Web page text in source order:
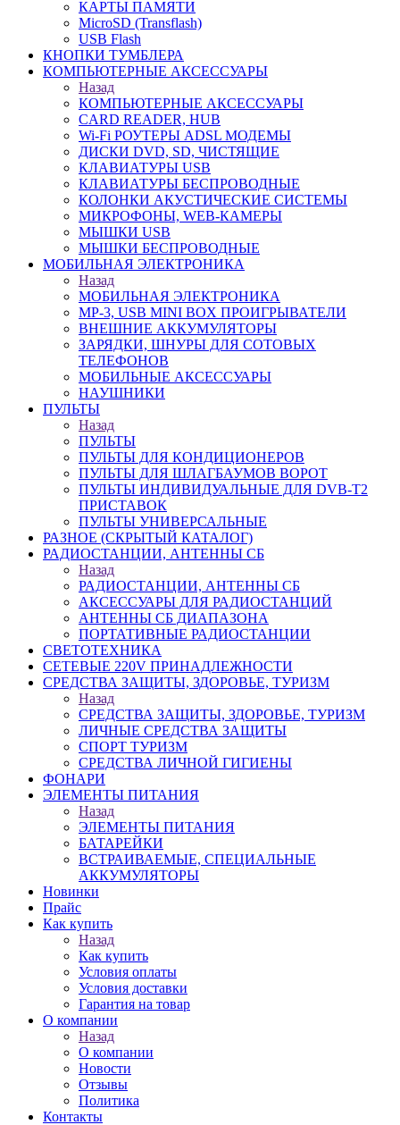
КАРТЫ ПАМЯТИ
MicroSD (Transflash)
USB Flash
КНОПКИ ТУМБЛЕРА
КОМПЬЮТЕРНЫЕ АКСЕССУАРЫ
Назад
КОМПЬЮТЕРНЫЕ АКСЕССУАРЫ
CARD READER, HUB
Wi-Fi РОУТЕРЫ ADSL МОДЕМЫ
ДИСКИ DVD, SD, ЧИСТЯЩИЕ
КЛАВИАТУРЫ USB
КЛАВИАТУРЫ БЕСПРОВОДНЫЕ
КОЛОНКИ АКУСТИЧЕСКИЕ СИСТЕМЫ
МИКРОФОНЫ, WEB-КАМЕРЫ
МЫШКИ USB
МЫШКИ БЕСПРОВОДНЫЕ
МОБИЛЬНАЯ ЭЛЕКТРОНИКА
Назад
МОБИЛЬНАЯ ЭЛЕКТРОНИКА
MP-3, USB MINI BOX ПРОИГРЫВАТЕЛИ
ВНЕШНИЕ АККУМУЛЯТОРЫ
ЗАРЯДКИ, ШНУРЫ ДЛЯ СОТОВЫХ
ТЕЛЕФОНОВ
МОБИЛЬНЫЕ АКСЕССУАРЫ
НАУШНИКИ
ПУЛЬТЫ
Назад
ПУЛЬТЫ
ПУЛЬТЫ ДЛЯ КОНДИЦИОНЕРОВ
ПУЛЬТЫ ДЛЯ ШЛАГБАУМОВ ВОРОТ
ПУЛЬТЫ ИНДИВИДУАЛЬНЫЕ ДЛЯ DVB-T2
ПРИСТАВОК
ПУЛЬТЫ УНИВЕРСАЛЬНЫЕ
РАЗНОЕ (СКРЫТЫЙ КАТАЛОГ)
РАДИОСТАНЦИИ, АНТЕННЫ CБ
Назад
РАДИОСТАНЦИИ, АНТЕННЫ CБ
АКСЕССУАРЫ ДЛЯ РАДИОСТАНЦИЙ
АНТЕННЫ CБ ДИАПАЗОНА
ПОРТАТИВНЫЕ РАДИОСТАНЦИИ
СВЕТОТЕХНИКА
СЕТЕВЫЕ 220V ПРИНАДЛЕЖНОСТИ
СРЕДСТВА ЗАЩИТЫ, ЗДОРОВЬЕ, ТУРИЗМ
Назад
СРЕДСТВА ЗАЩИТЫ, ЗДОРОВЬЕ, ТУРИЗМ
ЛИЧНЫЕ СРЕДСТВА ЗАЩИТЫ
СПОРТ ТУРИЗМ
СРЕДСТВА ЛИЧНОЙ ГИГИЕНЫ
ФОНАРИ
ЭЛЕМЕНТЫ ПИТАНИЯ
Назад
ЭЛЕМЕНТЫ ПИТАНИЯ
БАТАРЕЙКИ
ВСТРАИВАЕМЫЕ, СПЕЦИАЛЬНЫЕ
АККУМУЛЯТОРЫ
Новинки
Прайс
Как купить
Назад
Как купить
Условия оплаты
Условия доставки
Гарантия на товар
О компании
Назад
О компании
Новости
Отзывы
Политика
Контакты